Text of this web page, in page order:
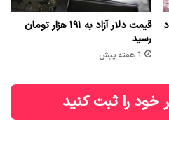
قیمت دلار آزاد به ۱۹۱ هزار تومان
رسید
1 هفته پیش
خود را ثبت کنید